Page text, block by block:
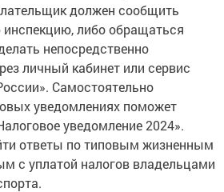
должен сообщить
либо обращаться
непосредственно
личный кабинет или сервис
Самостоятельно
уведомлениях поможет
уведомление 2024».
ответы по типовым жизненным
с уплатой налогов владельцами